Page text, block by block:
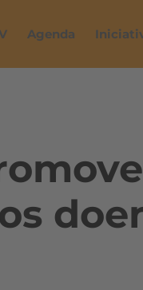
Agenda